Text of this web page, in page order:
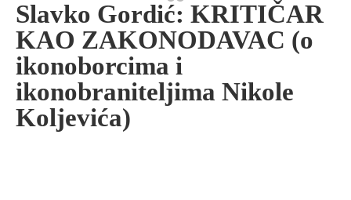
Slavko Gordić: KRITIČAR
KAO ZAKONODAVAC (o
ikonoborcima i
ikonobraniteljima Nikole
Koljevića)